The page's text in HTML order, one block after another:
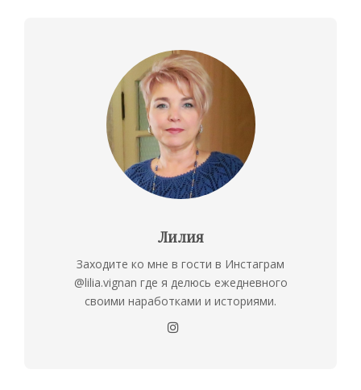
Лилия
Заходите ко мне в гости в Инстаграм
@lilia.vignan где я делюсь ежедневного
своими наработками и историями.